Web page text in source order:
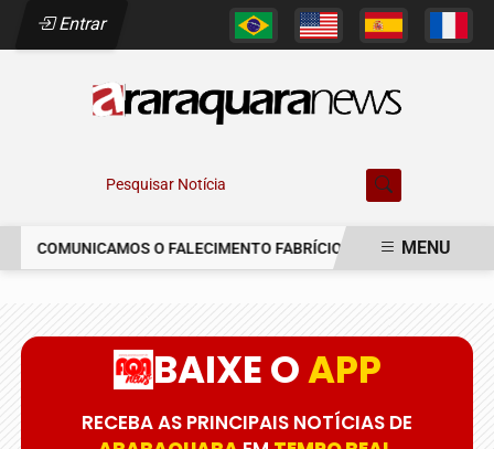
Entrar
Pesquisar Notícia
COMUNICAMOS O FALECIMENTO FABRÍCIO AUGUSTO FERREIRA
MENU
BAIXE OAPP
RECEBA AS PRINCIPAIS NOTÍCIAS DE